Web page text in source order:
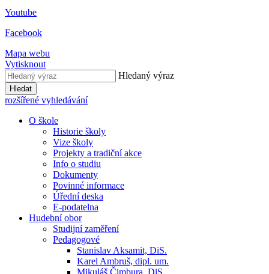
Youtube
Facebook
Mapa webu
Vytisknout
Hledaný výraz
Hledat
rozšířené vyhledávání
O škole
Historie školy
Vize školy
Projekty a tradiční akce
Info o studiu
Dokumenty
Povinné informace
Úřední deska
E-podatelna
Hudební obor
Studijní zaměření
Pedagogové
Stanislav Aksamit, DiS.
Karel Ambruš, dipl. um.
Mikuláš Čimbura, DiS.